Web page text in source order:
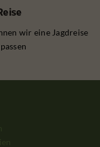
wir eine Jagdreise